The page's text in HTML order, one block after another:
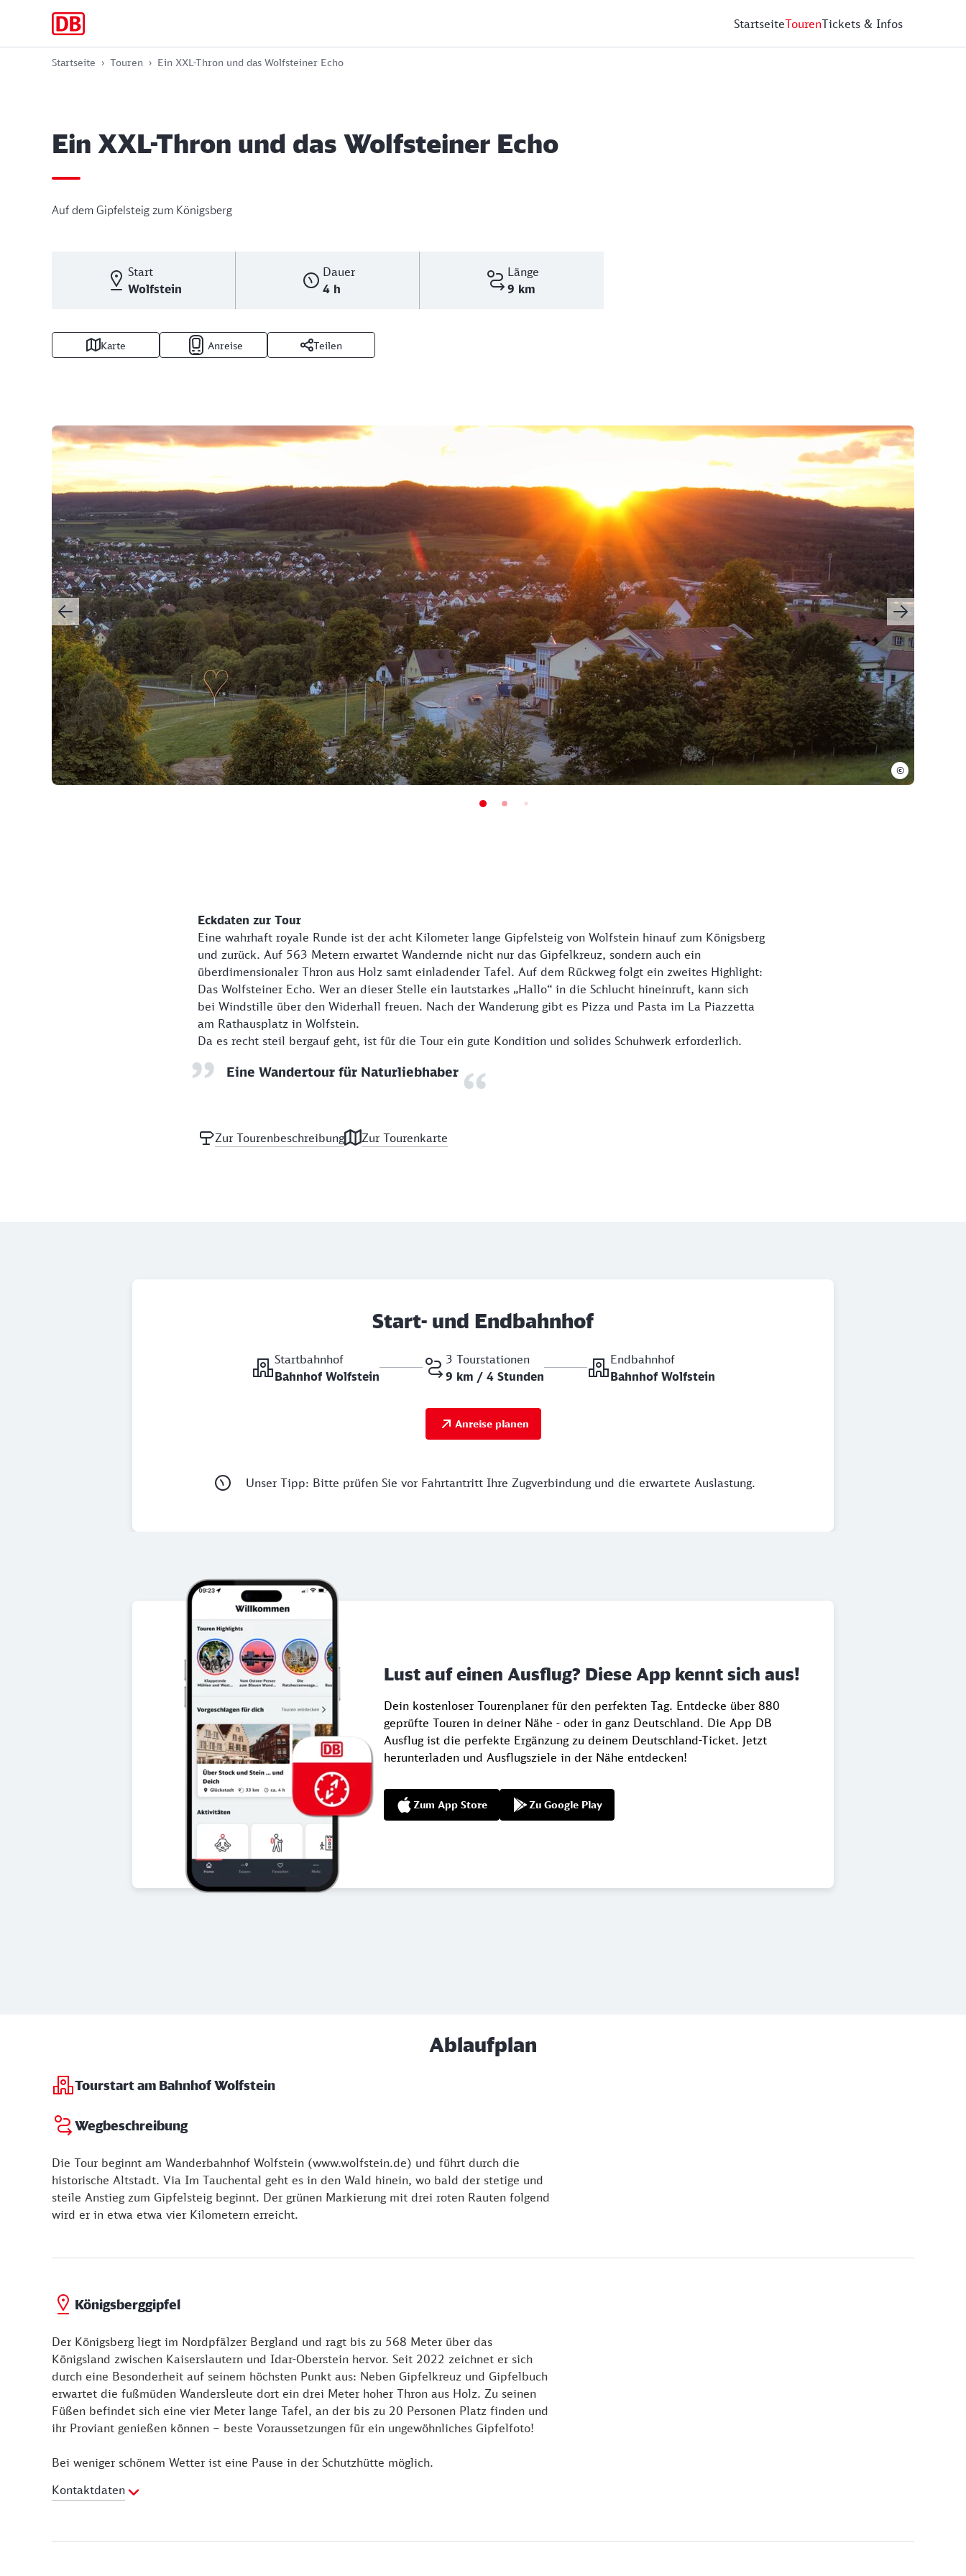
StartseiteTourenTickets & Infos
Startseite Touren Ein XXL-Thron und das Wolfsteiner Echo
Ein XXL-Thron und das Wolfsteiner Echo
Auf dem Gipfelsteig zum Königsberg
Start
Wolfstein
Dauer
4 h
Länge
9 km
Karte Anreise Teilen
©
Eckdaten zur Tour
Eine wahrhaft royale Runde ist der acht Kilometer lange Gipfelsteig von Wolfstein hinauf zum Königsberg
und zurück. Auf 563 Metern erwartet Wandernde nicht nur das Gipfelkreuz, sondern auch ein
überdimensionaler Thron aus Holz samt einladender Tafel. Auf dem Rückweg folgt ein zweites Highlight:
Das Wolfsteiner Echo. Wer an dieser Stelle ein lautstarkes „Hallo“ in die Schlucht hineinruft, kann sich
bei Windstille über den Widerhall freuen. Nach der Wanderung gibt es Pizza und Pasta im La Piazzetta
am Rathausplatz in Wolfstein.
Da es recht steil bergauf geht, ist für die Tour ein gute Kondition und solides Schuhwerk erforderlich.
Eine Wandertour für Naturliebhaber
Zur Tourenbeschreibung Zur Tourenkarte
Start- und Endbahnhof
Startbahnhof
Bahnhof Wolfstein
3 Tourstationen
9 km / 4 Stunden
Endbahnhof
Bahnhof Wolfstein
Anreise planen
Unser Tipp: Bitte prüfen Sie vor Fahrtantritt Ihre Zugverbindung und die erwartete Auslastung.
Lust auf einen Ausflug? Diese App kennt sich aus!
Dein kostenloser Tourenplaner für den perfekten Tag. Entdecke über 880
geprüfte Touren in deiner Nähe - oder in ganz Deutschland. Die App DB
Ausflug ist die perfekte Ergänzung zu deinem Deutschland-Ticket. Jetzt
herunterladen und Ausflugsziele in der Nähe entdecken!
Zum App Store Zu Google Play
Ablaufplan
Tourstart am Bahnhof Wolfstein
Wegbeschreibung
Die Tour beginnt am Wanderbahnhof Wolfstein (www.wolfstein.de) und führt durch die
historische Altstadt. Via Im Tauchental geht es in den Wald hinein, wo bald der stetige und
steile Anstieg zum Gipfelsteig beginnt. Der grünen Markierung mit drei roten Rauten folgend
wird er in etwa etwa vier Kilometern erreicht.
Königsberggipfel
Der Königsberg liegt im Nordpfälzer Bergland und ragt bis zu 568 Meter über das
Königsland zwischen Kaiserslautern und Idar-Oberstein hervor. Seit 2022 zeichnet er sich
durch eine Besonderheit auf seinem höchsten Punkt aus: Neben Gipfelkreuz und Gipfelbuch
erwartet die fußmüden Wandersleute dort ein drei Meter hoher Thron aus Holz. Zu seinen
Füßen befindet sich eine vier Meter lange Tafel, an der bis zu 20 Personen Platz finden und
ihr Proviant genießen können – beste Voraussetzungen für ein ungewöhnliches Gipfelfoto!
Bei weniger schönem Wetter ist eine Pause in der Schutzhütte möglich.
Kontaktdaten
gipfelsteig-zum-koenigsberg/101747286/